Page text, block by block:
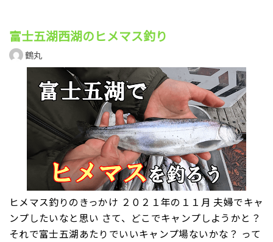
富士五湖西湖のヒメマス釣り
鶴丸
ヒメマス釣りのきっかけ ２０２１年の１１月 夫婦でキャ
ンプしたいなと思い さて、どこでキャンプしようかと？
それで富士五湖あたりでいいキャンプ場ないかな？ って